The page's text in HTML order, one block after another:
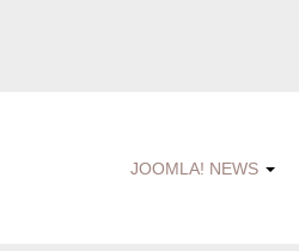
JOOMLA! NEWS